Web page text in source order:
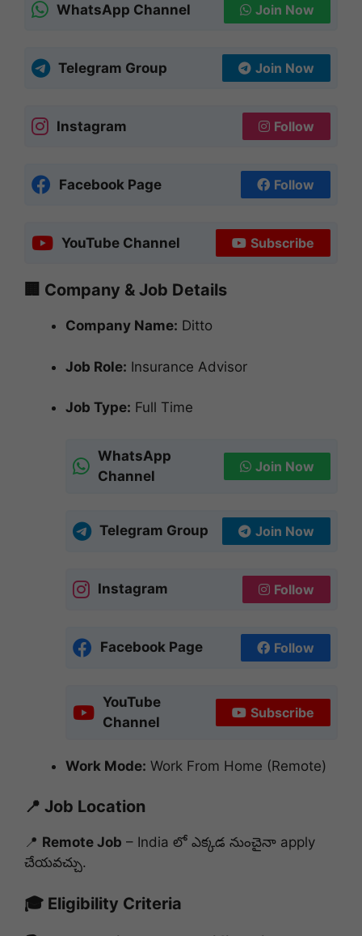
WhatsApp Channel Join Now
Telegram Group Join Now
Instagram Follow
Facebook Page Follow
YouTube Channel Subscribe
🏢 Company & Job Details
Company Name: Ditto
Job Role: Insurance Advisor
Job Type: Full Time
WhatsApp
Channel
Join Now
Telegram Group Join Now
Instagram Follow
Facebook Page Follow
YouTube
Channel
Subscribe
Work Mode: Work From Home (Remote)
📍 Job Location
📍 Remote Job – India లో ఎక్కడ నుంచైనా apply
చేయవచ్చు.
🎓 Eligibility Criteria